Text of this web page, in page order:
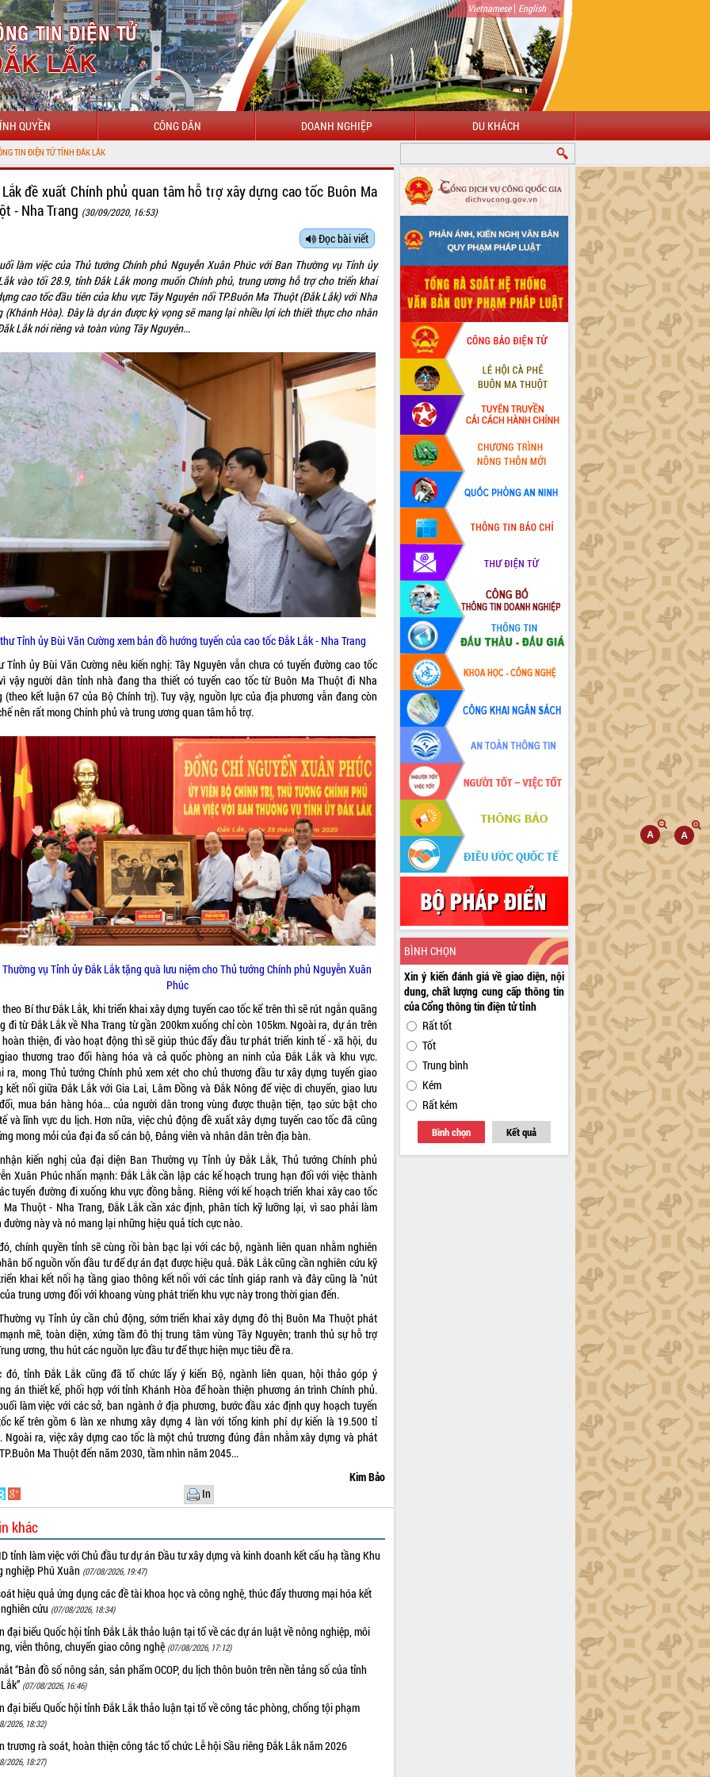
Vietnamese| English
QUYỀN CÔNG DÂN DOANH NGHIỆP DU KHÁCH
đề xuất Chính phủ quan tâm hỗ trợ xây dựng cao tốc Buôn Ma
- Nha Trang (30/09/2020, 16:53)
Đọc bài viết
làm việc của Thủ tướng Chính phủ Nguyễn Xuân Phúc với Ban Thường vụ Tỉnh ủy
vào tối 28.9, tỉnh Đắk Lắk mong muốn Chính phủ, trung ương hỗ trợ cho triển khai
cao tốc đầu tiên của khu vực Tây Nguyên nối TP.Buôn Ma Thuột (Đắk Lắk) với Nha
(Khánh Hòa). Đây là dự án được kỳ vọng sẽ mang lại nhiều lợi ích thiết thực cho nhân
Lắk nói riêng và toàn vùng Tây Nguyên...
Tỉnh ủy Bùi Văn Cường xem bản đồ hướng tuyến của cao tốc Đắk Lắk - Nha Trang
Tỉnh ủy Bùi Văn Cường nêu kiến nghị: Tây Nguyên vẫn chưa có tuyến đường cao tốc
vậy người dân tỉnh nhà đang tha thiết có tuyến cao tốc từ Buôn Ma Thuột đi Nha
(theo kết luận 67 của Bộ Chính trị). Tuy vậy, nguồn lực của địa phương vẫn đang còn
nên rất mong Chính phủ và trung ương quan tâm hỗ trợ.
Thường vụ Tỉnh ủy Đắk Lắk tặng quà lưu niệm cho Thủ tướng Chính phủ Nguyễn Xuân
Phúc
theo Bí thư Đắk Lắk, khi triển khai xây dựng tuyến cao tốc kể trên thì sẽ rút ngắn quãng
đi từ Đắk Lắk về Nha Trang từ gần 200km xuống chỉ còn 105km. Ngoài ra, dự án trên
thiện, đi vào hoạt động thì sẽ giúp thúc đẩy đầu tư phát triển kinh tế - xã hội, du
thương trao đổi hàng hóa và cả quốc phòng an ninh của Đắk Lắk và khu vực.
ra, mong Thủ tướng Chính phủ xem xét cho chủ thương đầu tư xây dựng tuyến giao
kết nối giữa Đắk Lắk với Gia Lai, Lâm Đồng và Đắk Nông để việc di chuyển, giao lưu
mua bán hàng hóa... của người dân trong vùng được thuận tiện, tạo sức bật cho
và lĩnh vực du lịch. Hơn nữa, việc chủ động đề xuất xây dựng tuyến cao tốc đã cũng
mong mỏi của đại đa số cán bộ, Đảng viên và nhân dân trên địa bàn.
kiến nghị của đại diện Ban Thường vụ Tỉnh ủy Đắk Lắk, Thủ tướng Chính phủ
Xuân Phúc nhấn mạnh: Đắk Lắk cần lập các kế hoạch trung hạn đối với việc thành
tuyến đường đi xuống khu vực đồng bằng. Riêng với kế hoạch triển khai xây cao tốc
Ma Thuột - Nha Trang, Đắk Lắk cần xác định, phân tích kỹ lưỡng lại, vì sao phải làm
đường này và nó mang lại những hiệu quả tích cực nào.
chính quyền tỉnh sẽ cùng rồi bàn bạc lại với các bộ, ngành liên quan nhằm nghiên
bổ nguồn vốn đầu tư để dự án đạt được hiệu quả. Đắk Lắk cũng cần nghiên cứu kỹ
khai kết nối hạ tầng giao thông kết nối với các tỉnh giáp ranh và đây cũng là ''nút
trung ương đối với khoang vùng phát triển khu vực này trong thời gian đến.
vụ Tỉnh ủy cần chủ động, sớm triển khai xây dựng đô thị Buôn Ma Thuột phát
mẽ, toàn diện, xứng tầm đô thị trung tâm vùng Tây Nguyên; tranh thủ sự hỗ trợ
ương, thu hút các nguồn lực đầu tư để thực hiện mục tiêu đề ra.
đó, tỉnh Đắk Lắk cũng đã tổ chức lấy ý kiến Bộ, ngành liên quan, hội thảo góp ý
án thiết kế, phối hợp với tỉnh Khánh Hòa để hoàn thiện phương án trình Chính phủ.
làm việc với các sở, ban ngành ở địa phương, bước đầu xác định quy hoạch tuyến
kể trên gồm 6 làn xe nhưng xây dựng 4 làn với tổng kinh phí dự kiến là 19.500 tỉ
Ngoài ra, việc xây dựng cao tốc là một chủ trương đúng đắn nhằm xây dựng và phát
Ma Thuột đến năm 2030, tầm nhìn năm 2045...
Kim Bảo
In
khác
tỉnh làm việc với Chủ đầu tư dự án Đầu tư xây dựng và kinh doanh kết cấu hạ tầng Khu
nghiệp Phú Xuân (07/08/2026, 19:47)
hiệu quả ứng dụng các đề tài khoa học và công nghệ, thúc đẩy thương mại hóa kết
cứu (07/08/2026, 18:34)
đại biểu Quốc hội tỉnh Đắk Lắk thảo luận tại tổ về các dự án luật về nông nghiệp, môi
viễn thông, chuyển giao công nghệ (07/08/2026, 17:12)
“Bản đồ số nông sản, sản phẩm OCOP, du lịch thôn buôn trên nền tảng số của tỉnh
(07/08/2026, 16:46)
đại biểu Quốc hội tỉnh Đắk Lắk thảo luận tại tổ về công tác phòng, chống tội phạm
2026, 18:32)
trương rà soát, hoàn thiện công tác tổ chức Lễ hội Sầu riêng Đắk Lắk năm 2026
2026, 18:27)
BÌNH CHỌN
Xin ý kiến đánh giá về giao diện, nội
dung, chất lượng cung cấp thông tin
của Cổng thông tin điện tử tỉnh
Rất tốt
Tốt
Trung bình
Kém
Rất kém
Bình chọn Kết quả